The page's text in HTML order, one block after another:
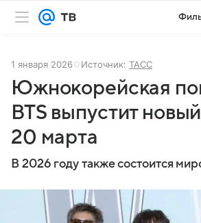
1 января 2026 Источник: ТАСС
Южнокорейская
BTS выпустит
20 марта
В 2026 году также состоится